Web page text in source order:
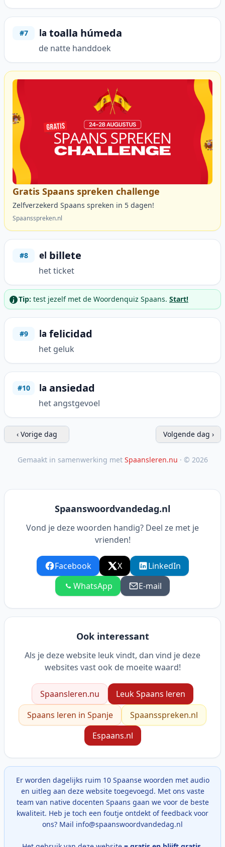
#7 la toalla húmeda
de natte handdoek
Gratis Spaans spreken challenge
Zelfverzekerd Spaans spreken in 5 dagen!
Spaansspreken.nl
#8 el billete
het ticket
Tip: test jezelf met de Woordenquiz Spaans. Start!
#9 la felicidad
het geluk
#10 la ansiedad
het angstgevoel
‹ Vorige dag Volgende dag ›
Gemaakt in samenwerking met Spaansleren.nu · © 2026
Spaanswoordvandedag.nl
Vond je deze woorden handig? Deel ze met je
vrienden!
Facebook X
LinkedIn
WhatsApp
E-mail
Ook interessant
Als je deze website leuk vindt, dan vind je deze
websites vast ook de moeite waard!
Spaansleren.nu
Leuk Spaans leren
Spaans leren in Spanje
Spaansspreken.nl
Espaans.nl
Er worden dagelijks ruim 10 Spaanse woorden met audio
en uitleg aan deze website toegevoegd. Met ons vaste
team van native docenten Spaans gaan we voor de beste
kwaliteit. Heb je toch een foutje ontdekt of feedback voor
ons? Mail info@spaanswoordvandedag.nl